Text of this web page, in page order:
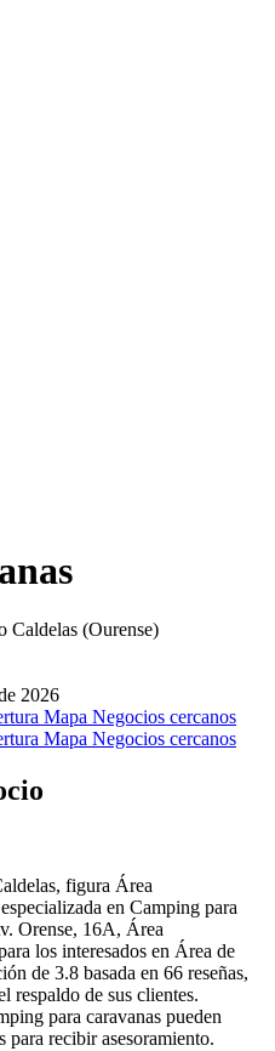
Caldelas (Ourense)
2026
Mapa Negocios cercanos
Mapa Negocios cercanos
figura Área
en Camping para
Orense, 16A, Área
los interesados en Área de
de 3.8 basada en 66 reseñas,
respaldo de sus clientes.
para caravanas pueden
para recibir asesoramiento.